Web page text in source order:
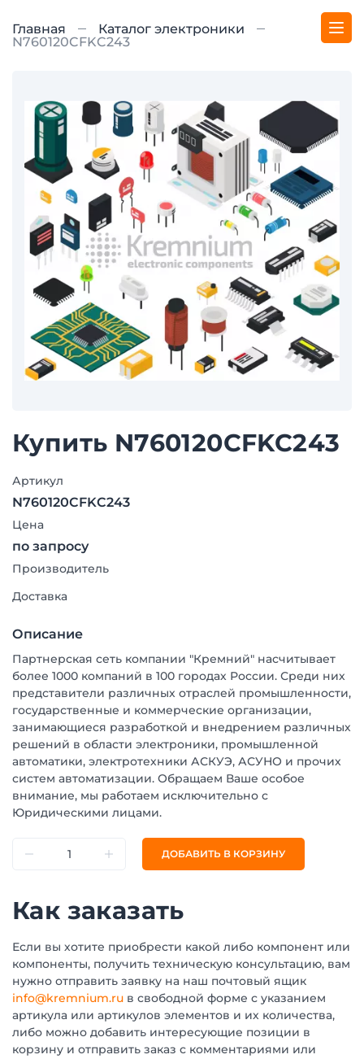
Главная
Каталог электроники
N760120CFKC243
Купить N760120CFKC243
Артикул
N760120CFKC243
Цена
по запросу
Производитель
Доставка
Описание
Партнерская сеть компании "Кремний" насчитывает
более 1000 компаний в 100 городах России. Среди них
представители различных отраслей промышленности,
государственные и коммерческие организации,
занимающиеся разработкой и внедрением различных
решений в области электроники, промышленной
автоматики, электротехники АСКУЭ, АСУНО и прочих
систем автоматизации. Обращаем Ваше особое
внимание, мы работаем исключительно с
Юридическими лицами.
ДОБАВИТЬ В КОРЗИНУ
Как заказать
Если вы хотите приобрести какой либо компонент или
компоненты, получить техническую консультацию, вам
нужно отправить заявку на наш почтовый ящик
info@kremnium.ru в свободной форме с указанием
артикула или артикулов элементов и их количества,
либо можно добавить интересующие позиции в
корзину и отправить заказ с комментариями или